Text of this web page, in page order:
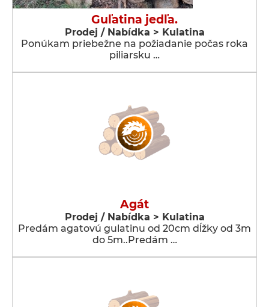
Guľatina jedľa.
Prodej / Nabídka > Kulatina
Ponúkam priebežne na požiadanie počas roka
piliarsku …
Agát
Prodej / Nabídka > Kulatina
Predám agatovú gulatinu od 20cm dĺžky od 3m
do 5m..Predám …